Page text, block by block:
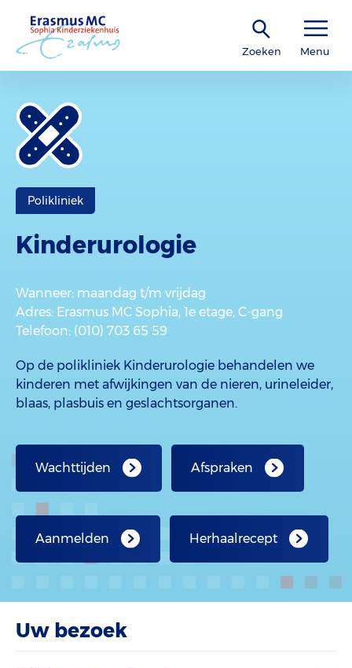
Zoeken Menu
Polikliniek
Kinderurologie
Wanneer: maandag t/m vrijdag
Adres: Erasmus MC Sophia, 1e etage, C-gang
Telefoon: (010) 703 65 59
Op de polikliniek Kinderurologie behandelen we
kinderen met afwijkingen van de nieren, urineleider,
blaas, plasbuis en geslachtsorganen.
Wachttijden Afspraken
Aanmelden Herhaalrecept
Uw bezoek